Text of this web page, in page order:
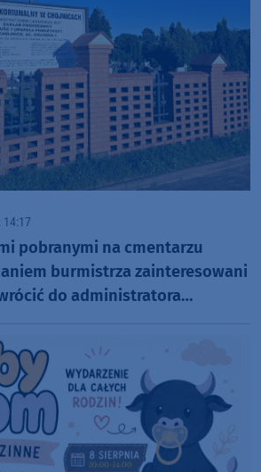
14:17
pobranymi na cmentarzu
burmistrza zainteresowani
do administratora